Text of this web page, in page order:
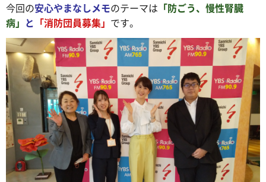
今回の安心やまなしメモのテーマは 「防ごう、慢性腎臓
病」 と 「消防団員募集」 です。